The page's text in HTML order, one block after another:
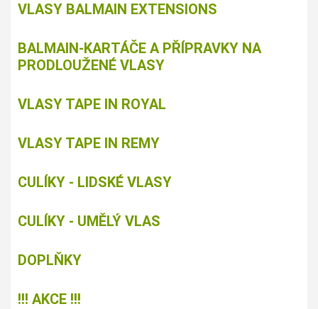
VLASY BALMAIN EXTENSIONS
BALMAIN-KARTÁČE A PŘÍPRAVKY NA
PRODLOUŽENÉ VLASY
VLASY TAPE IN ROYAL
VLASY TAPE IN REMY
CULÍKY - LIDSKÉ VLASY
CULÍKY - UMĚLÝ VLAS
DOPLŇKY
!!! AKCE !!!